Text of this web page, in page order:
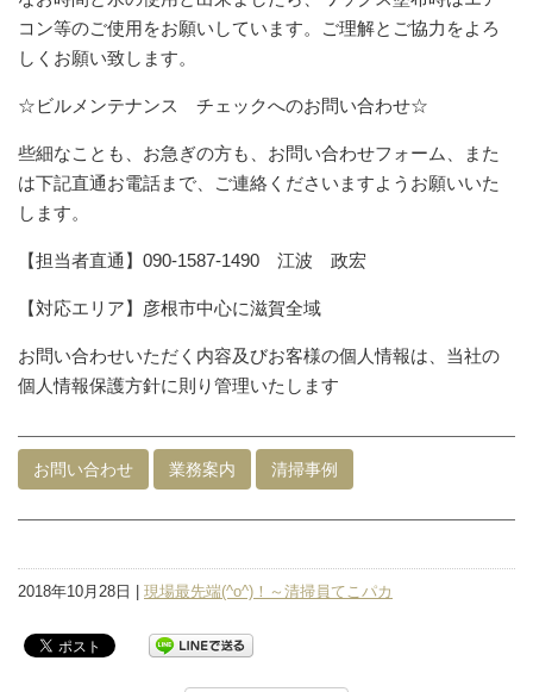
コン等のご使用をお願いしています。ご理解とご協力をよろ
しくお願い致します。
☆ビルメンテナンス チェックへのお問い合わせ☆
些細なことも、お急ぎの方も、お問い合わせフォーム、また
は下記直通お電話まで、ご連絡くださいますようお願いいた
します。
【担当者直通】090-1587-1490 江波 政宏
【対応エリア】彦根市中心に滋賀全域
お問い合わせいただく内容及びお客様の個人情報は、当社の
個人情報保護方針に則り管理いたします
お問い合わせ 業務案内 清掃事例
2018年10月28日 | 現場最先端(^o^)！～清掃員てこパカ